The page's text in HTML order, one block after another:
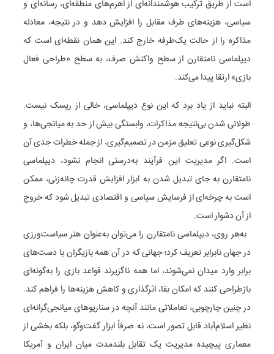
است از طریق ترکیب هوشمندانه‌ای از اهرم‌های منطقه‌ای، رسانه‌ای و
سیاسی، هزینه‌های طرف مقابل را افزایش دهد و در نتیجه، معادله
مذاکره را از حالت یک‌طرفه خارج کند. این همان نقطه‌ای است که
دیپلماسی نامتقارن از سطح واکنش صرف، به سطح «طراحی فعال
بازی» ارتقا پیدا می‌کند.
البته نباید از یاد برد که این نوع دیپلماسی، خالی از ریسک نیست.
طولانی شدن بی‌نتیجه مذاکرات، وابستگی بیش از حد به میانجی‌ها، و
شکل‌گیری نوعی تعلیق مزمن در تصمیم‌گیری، از جمله خطرات جدی آن
است. اگر مدیریت این فرآیند به‌درستی انجام نشود، دیپلماسی
نامتقارن به جای تبدیل شدن به ابزار افزایش قدرت چانه‌زنی، ممکن
است به چرخه‌ای از فرسایش سیاسی و اقتصادی تبدیل شود که خروج
از آن دشوار است.
به‌هر روی، دیپلماسی نامتقارن را می‌توان به‌عنوان هنر سیاست‌ورزی
در جهان نابرابر تعریف کرد؛ جهانی که در آن همه بازیگران با دست‌های
برابر وارد میدان نمی‌شوند، اما همه ناگزیرند قواعد بازی را به‌گونه‌ای
بازطراحی کنند که امکان بقا، اثرگذاری و کاهش هزینه‌ها را فراهم کند.
در چنین چارچوبی، تعاملاتی مانند آنچه در سناریوهای میانجی‌گرانه‌ای
نظیر اسلام‌آباد قابل تصور است، نه صرفاً ابزار گفت‌وگو، بلکه بخشی از
معماری پیچیده مدیریت یک تقابل بلندمدت میان ایران و آمریکا